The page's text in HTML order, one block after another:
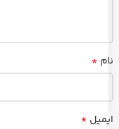
نام *
ایمیل *